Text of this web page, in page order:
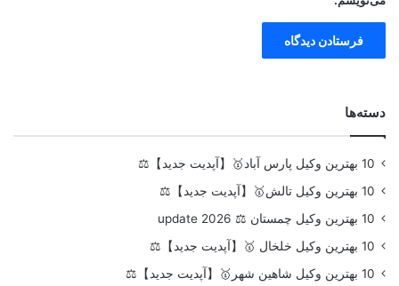
دسته‌ها
10 بهترین وکیل پارس آباد🥇【آپدیت جدید】⚖️
10 بهترین وکیل تالش🥇【آپدیت جدید】⚖️
10 بهترین وکیل چمستان ⚖️ update 2026
10 بهترین وکیل خلخال 🥇【آپدیت جدید】⚖️
10 بهترین وکیل شاهین شهر🥇【آپدیت جدید】⚖️